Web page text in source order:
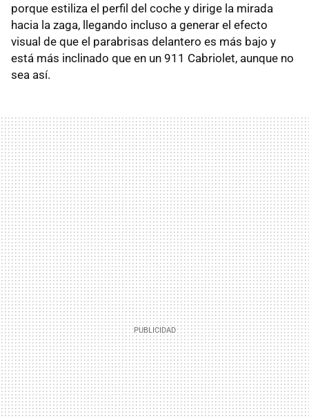
porque estiliza el perfil del coche y dirige la mirada
hacia la zaga, llegando incluso a generar el efecto
visual de que el parabrisas delantero es más bajo y
está más inclinado que en un 911 Cabriolet, aunque no
sea así.